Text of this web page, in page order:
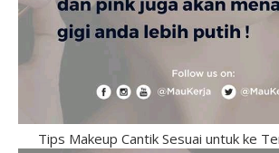
Tips Makeup Cantik Sesuai untuk ke